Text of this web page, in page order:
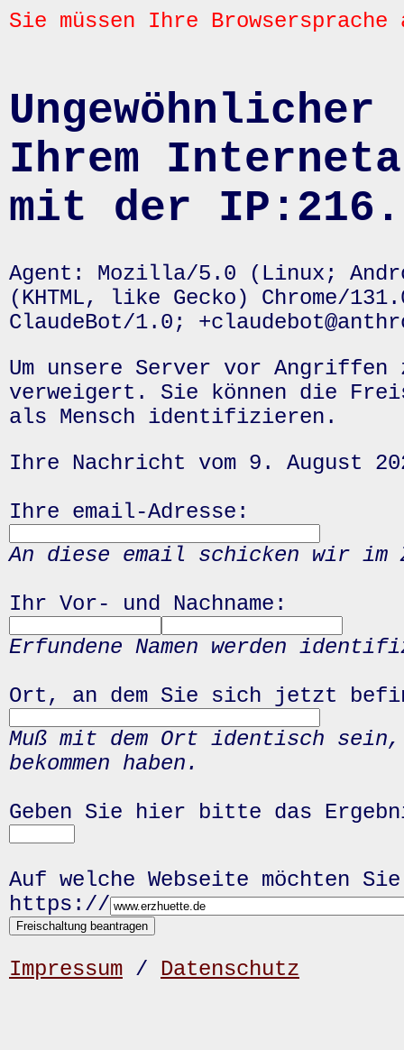
Sie müssen Ihre
Ihrem
mit der
Agent: Mozilla/5.0 (Linux;
(KHTML, like Gecko) Chrome/
ClaudeBot/1.0;
Um unsere Server vor
verweigert. Sie können die
als Mensch identifizieren.
Ihre Nachricht vom 9. August
Ihre email-Adresse:
An diese email schicken wir
Ihr Vor- und Nachname:
Erfundene Namen werden
Ort, an dem Sie sich jetzt
Muß mit dem Ort identisch
bekommen haben.
Geben Sie hier bitte das
Auf welche Webseite möchten
https://
Impressum / Datenschutz